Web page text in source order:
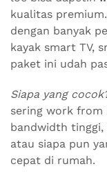
kualitas
dengan banyak
kayak smart TV,
paket ini udah
Siapa yang
sering work from
bandwidth
atau siapa pun
cepat di rumah.